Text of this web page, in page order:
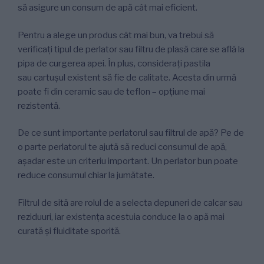
să asigure un consum de apă cât mai eficient.
Pentru a alege un produs cât mai bun, va trebui să
verificați tipul de perlator sau filtru de plasă care se află la
pipa de curgerea apei. În plus, considerați pastila
sau cartușul existent să fie de calitate. Acesta din urmă
poate fi din ceramic sau de teflon – opțiune mai
rezistentă.
De ce sunt importante perlatorul sau filtrul de apă? Pe de
o parte perlatorul te ajută să reduci consumul de apă,
așadar este un criteriu important. Un perlator bun poate
reduce consumul chiar la jumătate.
Filtrul de sită are rolul de a selecta depuneri de calcar sau
reziduuri, iar existența acestuia conduce la o apă mai
curată și fluiditate sporită.